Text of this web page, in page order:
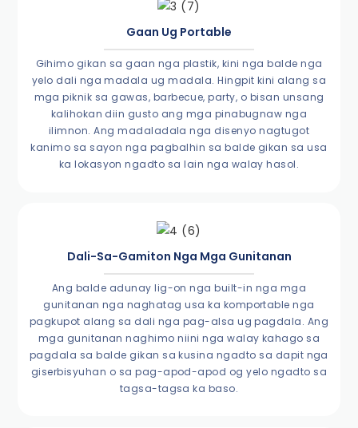
Gaan Ug Portable
Gihimo gikan sa gaan nga plastik, kini nga balde nga
yelo dali nga madala ug madala. Hingpit kini alang sa
mga piknik sa gawas, barbecue, party, o bisan unsang
kalihokan diin gusto ang mga pinabugnaw nga
ilimnon. Ang madaladala nga disenyo nagtugot
kanimo sa sayon ​​​​nga pagbalhin sa balde gikan sa usa
ka lokasyon ngadto sa lain nga walay hasol.
Dali-Sa-Gamiton Nga Mga Gunitanan
Ang balde adunay lig-on nga built-in nga mga
gunitanan nga naghatag usa ka komportable nga
pagkupot alang sa dali nga pag-alsa ug pagdala. Ang
mga gunitanan naghimo niini nga walay kahago sa
pagdala sa balde gikan sa kusina ngadto sa dapit nga
giserbisyuhan o sa pag-apod-apod og yelo ngadto sa
tagsa-tagsa ka baso.